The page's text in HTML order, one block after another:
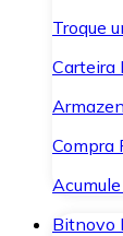
Troque
Carteira
Compra
Bitnovo